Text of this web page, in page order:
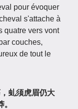
pour évoquer
s'attache à
quatre vers vont
couches,
de tout le
虬须虎眉仍大